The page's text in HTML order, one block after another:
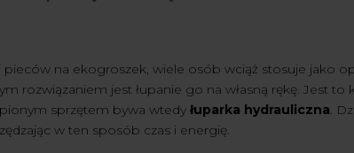
na ekogroszek, wiele osób wciąż stosuje jako
rozwiązaniem jest łupanie go na własną rękę. Jest to
sprzętem bywa wtedy łuparka hydrauliczna.
w ten sposób czas i energię.